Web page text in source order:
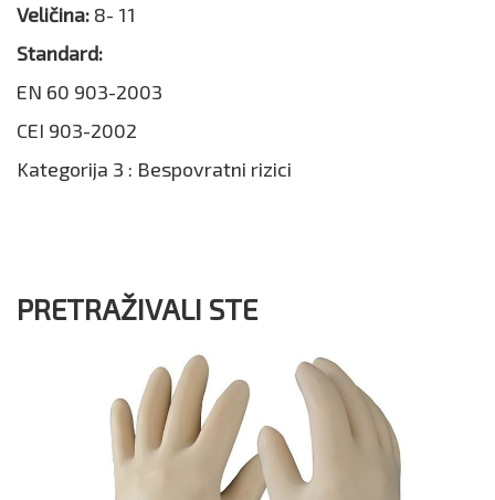
Veličina: 8- 11
Standard:
EN 60 903-2003
CEI 903-2002
Kategorija 3 : Bespovratni rizici
PRETRAŽIVALI STE